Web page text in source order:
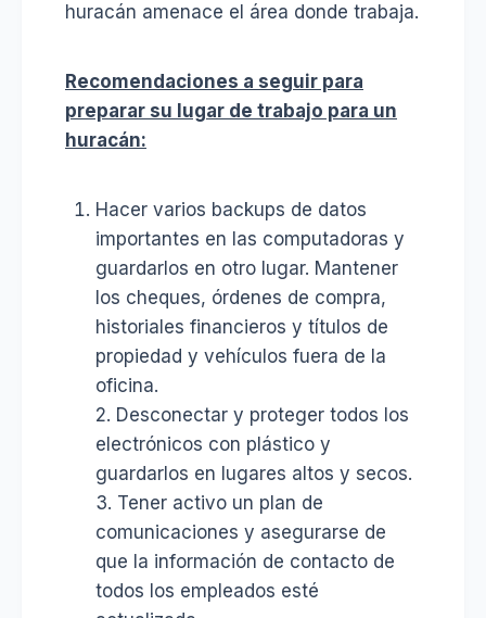
huracán amenace el área donde trabaja.
Recomendaciones a seguir para
preparar su lugar de trabajo para un
huracán:
Hacer varios backups de datos
importantes en las computadoras y
guardarlos en otro lugar. Mantener
los cheques, órdenes de compra,
historiales financieros y títulos de
propiedad y vehículos fuera de la
oficina.
2. Desconectar y proteger todos los
electrónicos con plástico y
guardarlos en lugares altos y secos.
3. Tener activo un plan de
comunicaciones y asegurarse de
que la información de contacto de
todos los empleados esté